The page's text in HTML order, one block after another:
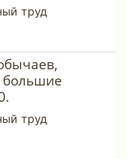
труд
труд